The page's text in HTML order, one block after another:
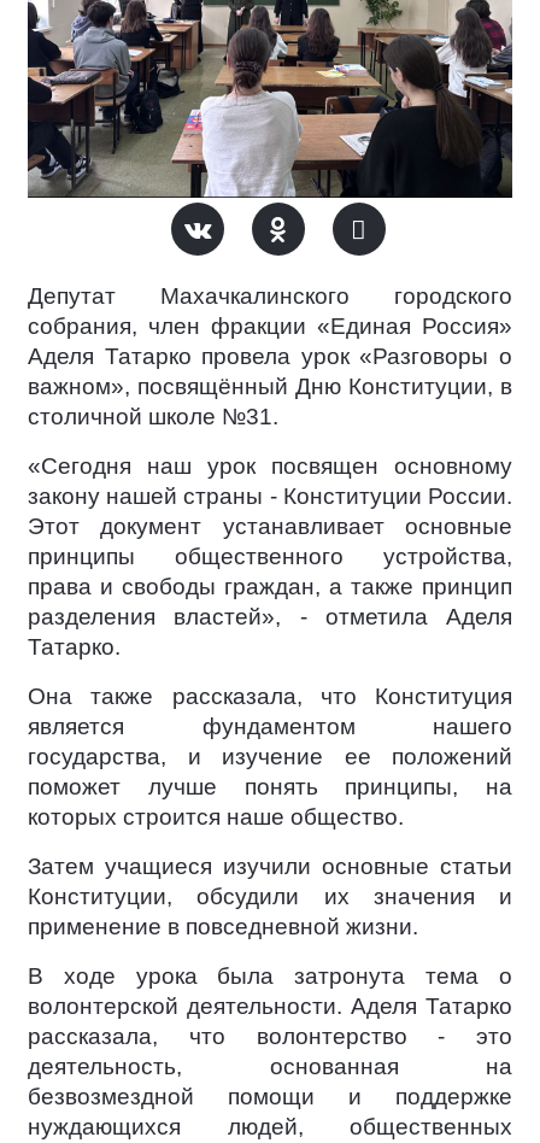
Депутат Махачкалинского городского
собрания, член фракции «Единая Россия»
Аделя Татарко провела урок «Разговоры о
важном», посвящённый Дню Конституции, в
столичной школе №31.
«Сегодня наш урок посвящен основному
закону нашей страны - Конституции России.
Этот документ устанавливает основные
принципы общественного устройства,
права и свободы граждан, а также принцип
разделения властей», - отметила Аделя
Татарко.
Она также рассказала, что Конституция
является фундаментом нашего
государства, и изучение ее положений
поможет лучше понять принципы, на
которых строится наше общество.
Затем учащиеся изучили основные статьи
Конституции, обсудили их значения и
применение в повседневной жизни.
В ходе урока была затронута тема о
волонтерской деятельности. Аделя Татарко
рассказала, что волонтерство - это
деятельность, основанная на
безвозмездной помощи и поддержке
нуждающихся людей, общественных